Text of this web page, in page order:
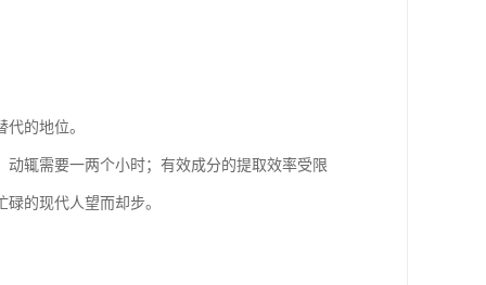
的地位。
辄需要一两个小时；有效成分的提取效率受限
的现代人望而却步。